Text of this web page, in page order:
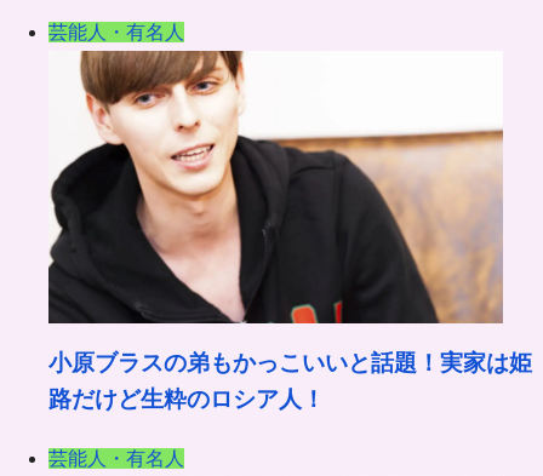
芸能人・有名人
小原ブラスの弟もかっこいいと話題！実家は姫
路だけど生粋のロシア人！
芸能人・有名人